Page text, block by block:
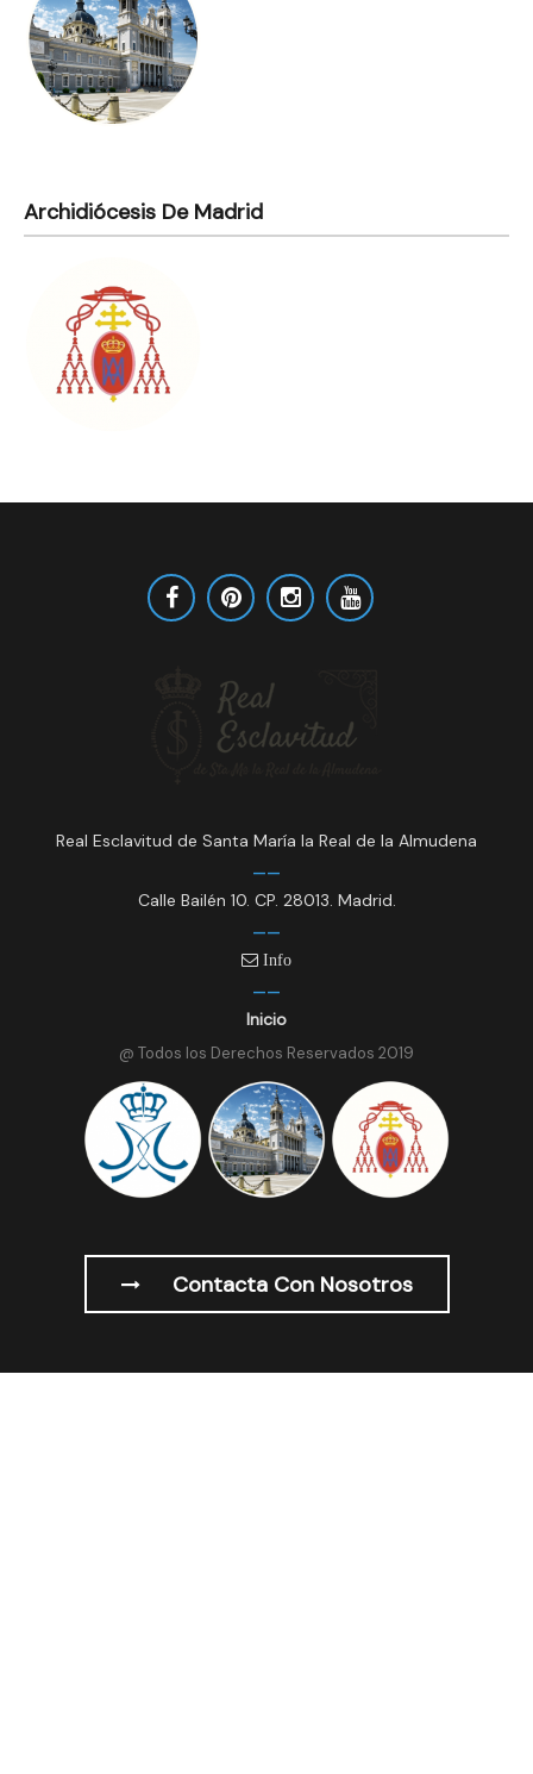
Archidiócesis De Madrid
Real Esclavitud de Santa María la Real de la Almudena
Calle Bailén 10. CP. 28013. Madrid.
Info
Inicio
@ Todos los Derechos Reservados 2019
Contacta Con Nosotros